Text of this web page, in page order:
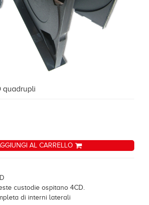
quadrupli
AL CARRELLO
custodie ospitano 4CD.
di interni laterali